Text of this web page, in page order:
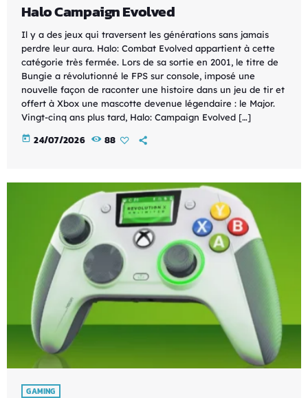
Halo Campaign Evolved
Il y a des jeux qui traversent les générations sans jamais
perdre leur aura. Halo: Combat Evolved appartient à cette
catégorie très fermée. Lors de sa sortie en 2001, le titre de
Bungie a révolutionné le FPS sur console, imposé une
nouvelle façon de raconter une histoire dans un jeu de tir et
offert à Xbox une mascotte devenue légendaire : le Major.
Vingt-cinq ans plus tard, Halo: Campaign Evolved […]
today 24/07/2026 88
GAMING